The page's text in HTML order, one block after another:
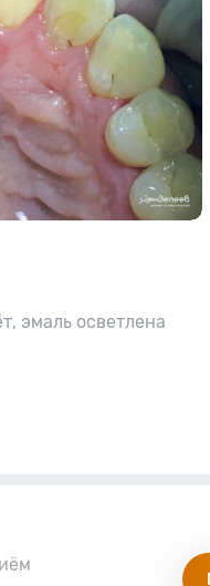
эмаль осветлена